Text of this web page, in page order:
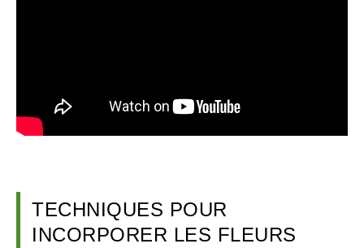
TECHNIQUES POUR
INCORPORER LES FLEURS